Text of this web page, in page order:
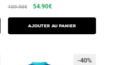
109.90€ 54.90€
AJOUTER AU PANIER
-40%